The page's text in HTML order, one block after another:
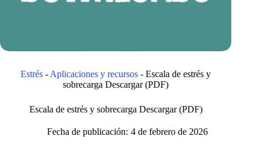
Estrés - Aplicaciones y recursos -Escala de estrés y
sobrecarga Descargar (PDF)
Escala de estrés y sobrecarga Descargar (PDF)
Fecha de publicación: 4 de febrero de 2026